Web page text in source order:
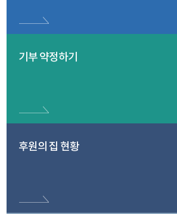
기부 약정하기
후원의 집 현황